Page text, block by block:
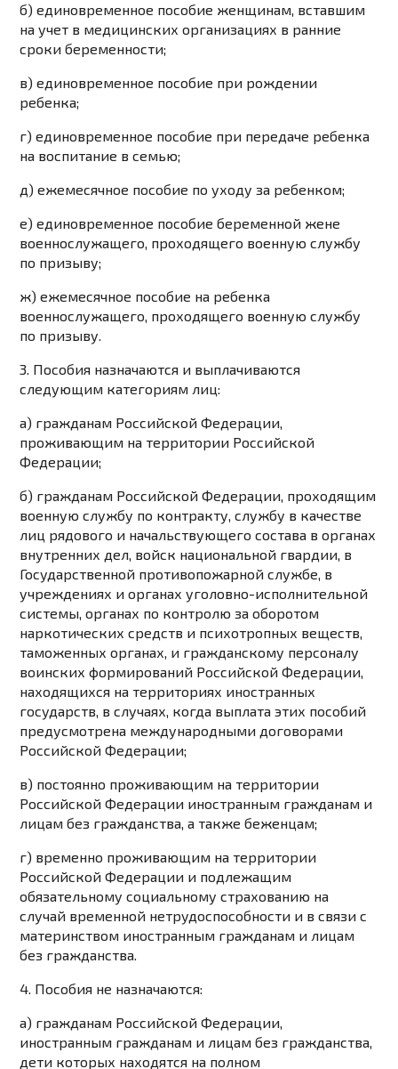
б) единовременное пособие женщинам, вставшим
на учет в медицинских организациях в ранние
сроки беременности;
в) единовременное пособие при рождении
ребенка;
г) единовременное пособие при передаче ребенка
на воспитание в семью;
д) ежемесячное пособие по уходу за ребенком;
е) единовременное пособие беременной жене
военнослужащего, проходящего военную службу
по призыву;
ж) ежемесячное пособие на ребенка
военнослужащего, проходящего военную службу
по призыву.
3. Пособия назначаются и выплачиваются
следующим категориям лиц:
а) гражданам Российской Федерации,
проживающим на территории Российской
Федерации;
б) гражданам Российской Федерации, проходящим
военную службу по контракту, службу в качестве
лиц рядового и начальствующего состава в органах
внутренних дел, войск национальной гвардии, в
Государственной противопожарной службе, в
учреждениях и органах уголовно-исполнительной
системы, органах по контролю за оборотом
наркотических средств и психотропных веществ,
таможенных органах, и гражданскому персоналу
воинских формирований Российской Федерации,
находящихся на территориях иностранных
государств, в случаях, когда выплата этих пособий
предусмотрена международными договорами
Российской Федерации;
в) постоянно проживающим на территории
Российской Федерации иностранным гражданам и
лицам без гражданства, а также беженцам;
г) временно проживающим на территории
Российской Федерации и подлежащим
обязательному социальному страхованию на
случай временной нетрудоспособности и в связи с
материнством иностранным гражданам и лицам
без гражданства.
4. Пособия не назначаются:
а) гражданам Российской Федерации,
иностранным гражданам и лицам без гражданства,
дети которых находятся на полном